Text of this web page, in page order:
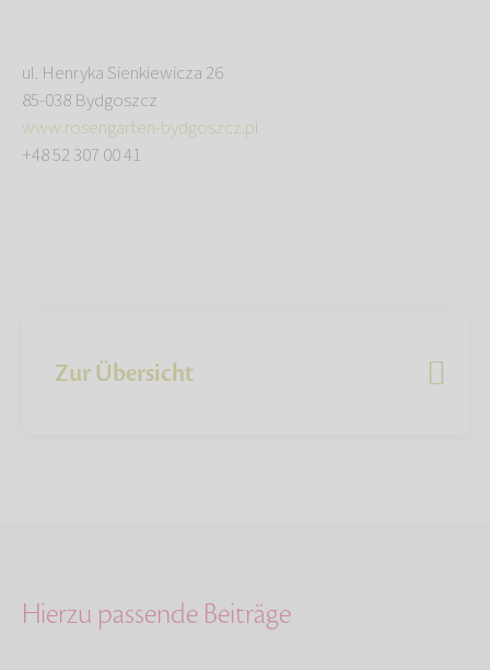
ul. Henryka Sienkiewicza 26
85-038 Bydgoszcz
www.rosengarten-bydgoszcz.pl
+48 52 307 00 41
Zur Übersicht
Hierzu passende Beiträge